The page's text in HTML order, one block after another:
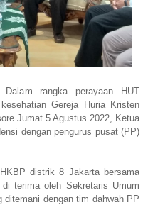
Dalam rangka perayaan HUT
Gereja Huria Kristen
Jumat 5 Agustus 2022, Ketua
dengan pengurus pusat (PP)
distrik 8 Jakarta bersama
terima oleh Sekretaris Umum
dengan tim dahwah PP